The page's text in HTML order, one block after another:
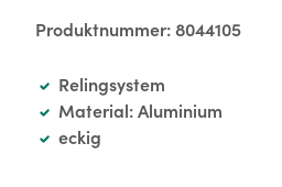
Produktnummer:8044105
Relingsystem
Material: Aluminium
eckig